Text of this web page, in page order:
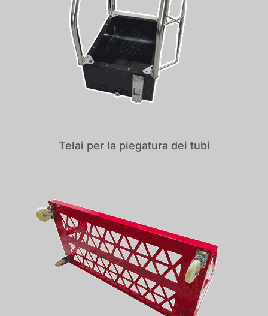
Telai per la piegatura dei tubi